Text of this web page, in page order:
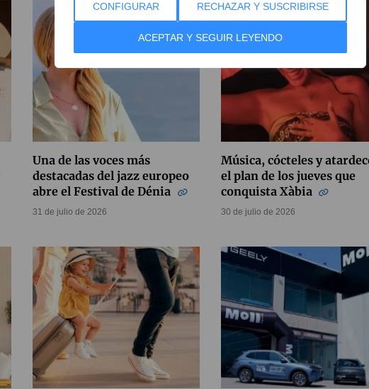
CONFIGURAR RECHAZAR Y SUSCRIBIRSE
ACEPTAR Y SEGUIR LEYENDO
Una de las voces más
destacadas del jazz europeo
abre el Festival de Dénia
31 de julio de 2026
Música, cócteles y
el plan de los jueves que
conquista Xàbia
30 de julio de 2026